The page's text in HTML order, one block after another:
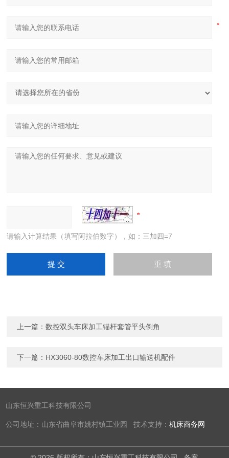
请输入计算结果（填写阿拉伯数字），如：三加四=7
上一篇：数控双头车床加工锚杆套管平头倒角
下一篇： HX3060-80数控车床加工出口输送机配件
山东恒兴重工科技有限公司
公司地址：山东省曲阜市姚村镇工业园 技术支持：机床商务网